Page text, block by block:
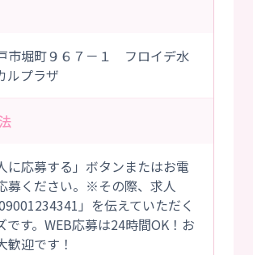
市堀町９６７－１ フロイデ水
ルプラザ
に応募する」ボタンまたはお電
募ください。※その際、求人
」を伝えていただく
です。WEB応募は24時間OK！お
歓迎です！